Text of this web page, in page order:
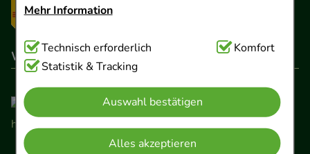
Mehr Information
Technisch Notwendig:Hierbei handelt es sich um
Cookies, die für die Grundfunktionen unserer
Website notwendig sind (z.B. Navigation,
Warenkorb, Kundenkonto), weshalb auf diese nicht
verzichtet werden kann.
Technisch erforderlich
Komfort
Statistik & Tracking
Auswahl bestätigen
Alles akzeptieren
Wir sind hier gelistet